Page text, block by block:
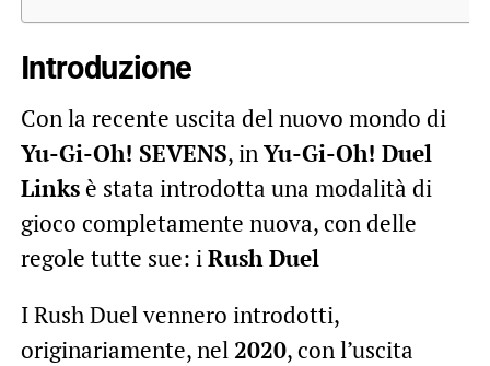
Introduzione
Con la recente uscita del nuovo mondo di
Yu-Gi-Oh! SEVENS, inYu-Gi-Oh! Duel
Linksè stata introdotta una modalità di
gioco completamente nuova, con delle
regole tutte sue: iRush Duel
I Rush Duel vennero introdotti,
originariamente, nel2020, con l’uscita